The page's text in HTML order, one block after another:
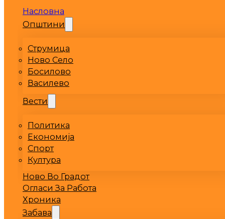
Насловна
Општини
Струмица
Ново Село
Босилово
Василево
Вести
Политика
Економија
Спорт
Култура
Ново Во Градот
Огласи За Работа
Хроника
Забава